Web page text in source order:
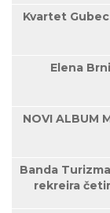
Kvartet
Elena
NOVI ALBUM
Banda
rekreira